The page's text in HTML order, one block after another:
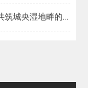
的世界级度假目的地